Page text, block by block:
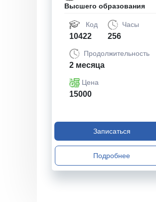
Высшего образования
Код
10422
Часы
256
Продолжительность
2 месяца
Цена
15000
Записаться
Подробнее